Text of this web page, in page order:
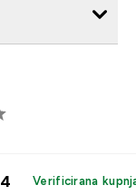
4 Verificirana